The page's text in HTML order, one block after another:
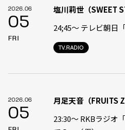
2026.06
05
FRI
TV.RADIO
塩川莉世（SWEET
24;45〜 テレビ朝日
2026.06
05
月足天音（FRUITS
23:30〜 RKBラジオ